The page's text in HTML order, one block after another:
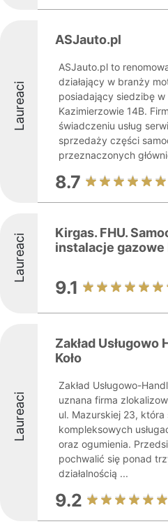
Laureaci
ASJauto.pl
ASJauto.pl to
działający w branży
posiadający siedzibę
Kazimierzowie 14B.
świadczeniu usług
sprzedaży części
przeznaczonych
8.7
Laureaci
Kirgas. FHU.
instalacje gazowe
9.1
Laureaci
Zakład
Koło
Zakład Usługowo-
uznana firma
ul. Mazurskiej 23,
kompleksowych
oraz ogumienia.
pochwalić się ponad
działalnością ...
9.2